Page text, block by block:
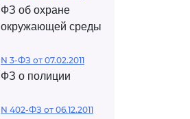
ФЗ об охране
окружающей среды
N 3-ФЗ от 07.02.2011
ФЗ о полиции
N 402-ФЗ от 06.12.2011